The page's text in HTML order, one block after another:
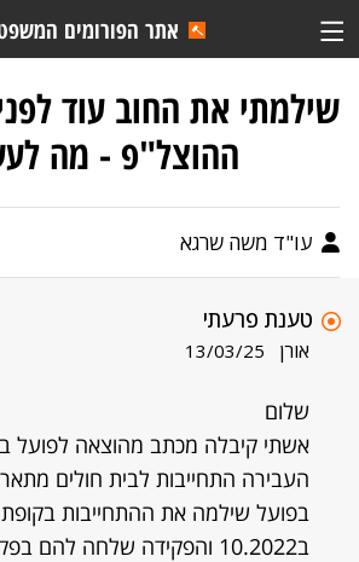
אתר הפורומים
שילמתי את החוב עוד
ההוצל"פ - מה
עו"ד משה שרגא
טענת פרעתי
אורן 13/03/25
שלום
העבירה התחייבות לבית חולים מתאריך
בפועל שילמה את ההתחייבות
ב10.2022 והפקידה שלחה